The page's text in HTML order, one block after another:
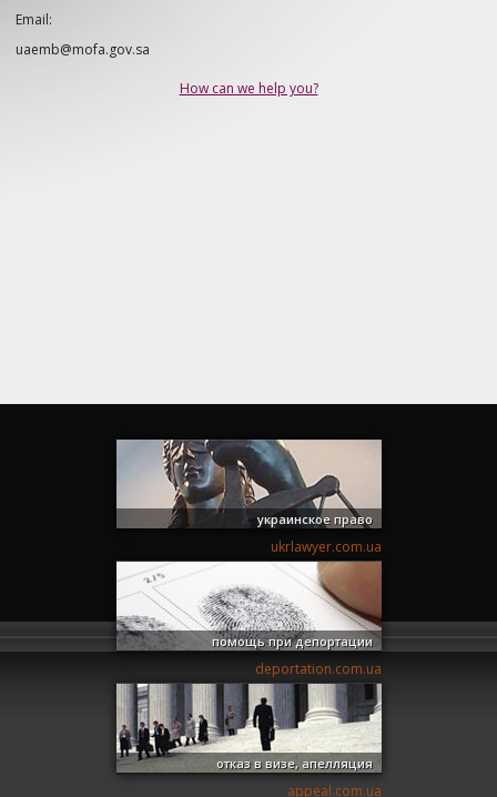
Email:
uaemb@mofa.gov.sa
How can we help you?
украинское право
ukrlawyer.com.ua
помощь при депортации
deportation.com.ua
отказ в визе, апелляция
appeal.com.ua